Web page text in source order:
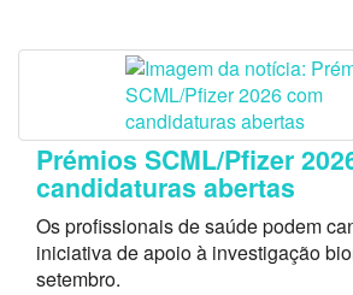
Prémios SCML/Pfizer
candidaturas abertas
Os profissionais de saúde podem
iniciativa de apoio à investigação
setembro.